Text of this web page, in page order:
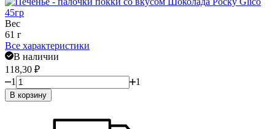
Вес
61 г
Все характеристики
В наличии
118,30 ₽
1
1
В корзину